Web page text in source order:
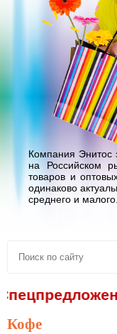
Компания Энитос
на Российском
товаров и
одинаково
среднего и малого.
Кофе